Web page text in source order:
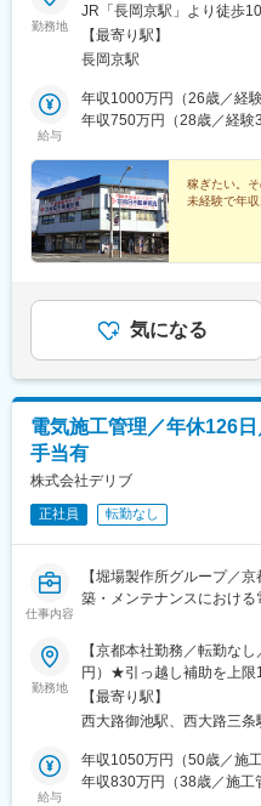
勤務地
JR「長岡京駅」より徒歩
分・JR京都駅～約30分・
※社用車を通勤に利用OK受
【最寄り駅】
長岡京駅
給与
年収1000万円（26歳／経験
年収750万円（28歳／経験3
稼ぎたい。
未経験で年
気になる
電気施工管理／年休126
手当有
株式会社デリブ
正社員 転勤なし
仕事内容
【堀場製作所グループ／
築・メンテナンスにおける
勤務地
【京都本社勤務／転勤な
円）★引っ越し補助を上限
社：京都府京都市中京区
下鉄「西大路御池駅」より
実！ ／★U・Iターンの方は
近に転居する場合は、転居
【最寄り駅】
西大路御池駅、西大路三条
給与
年収1050万円（50歳／施工
年収830万円（38歳／施工